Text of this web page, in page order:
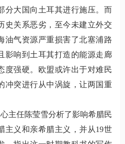
分大国向土耳其进行施压。而
史关系恶劣，至今未建立外交
油气资源严重损害了北塞浦路
影响到土耳其打造的能源走廊
度强硬。欧盟或许出于对难民
冲突进行从中涡旋，让两国重
主任陈莹雪分析了影响希腊民
主义和亲希腊主义，并从19世